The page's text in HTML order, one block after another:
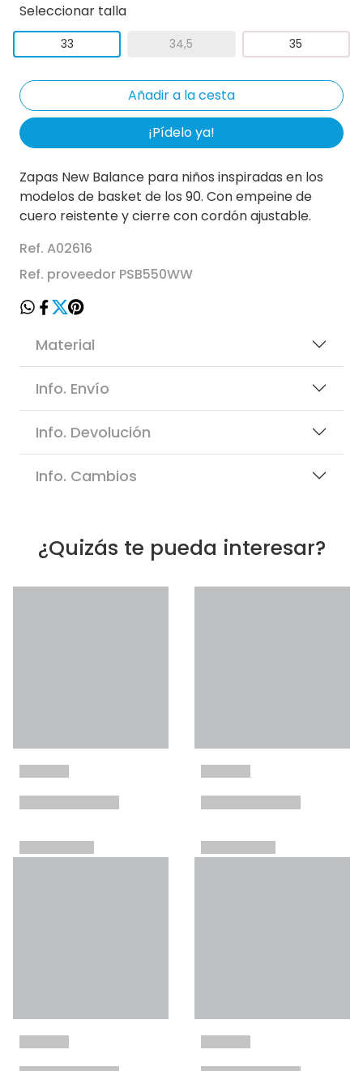
Seleccionar talla
33 34,5 35
¡Pídelo ya!
Zapas New Balance para niños inspiradas en los
modelos de basket de los 90. Con empeine de
cuero reistente y cierre con cordón ajustable.
Ref. A02616
Ref. proveedor PSB550WW
Material
Info. Envío
Info. Devolución
Info. Cambios
¿Quizás te pueda interesar?